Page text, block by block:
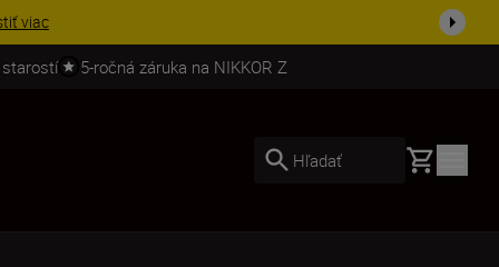
dne...
starostí 5-ročná záruka na NIKKOR Z
Hľadať Basket